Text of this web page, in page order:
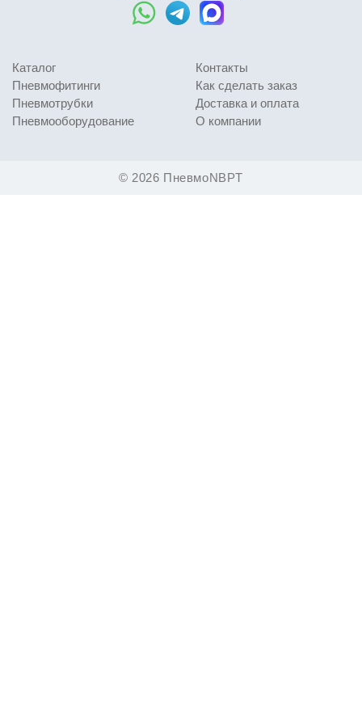
© 2026 ПневмоNBPT
Каталог
Пневмофитинги
Пневмотрубки
Пневмооборудование
Контакты
Как сделать заказ
Доставка и оплата
О компании